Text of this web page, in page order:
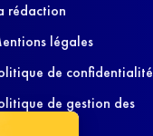
rédaction
légales
de confidentialité
de gestion des